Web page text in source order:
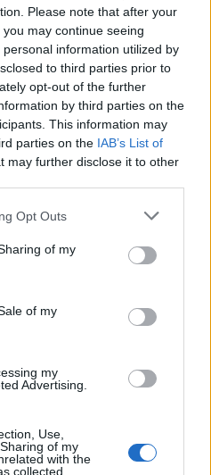
Please note that after your
may continue seeing
information utilized by
to third parties prior to
opt-out of the further
by third parties on the
This information may
parties on the IAB’s List of
may further disclose it to other
uses one or more Google
behaviour. You may click to
and its third-party tags to
purposes in below Google
Opt Outs
of my
of my
my
Advertising.
Use,
of my
with the
collected.
sul centro accoglienza
gravissimi”